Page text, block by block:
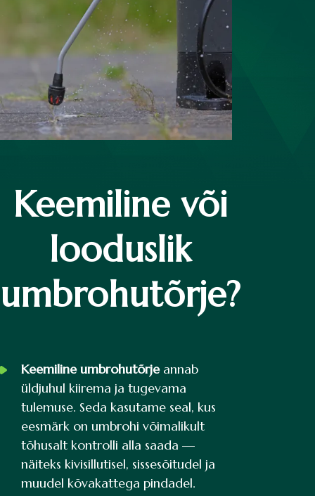
Keemiline või
looduslik
umbrohutõrje?
Keemiline umbrohutõrje annab
üldjuhul kiirema ja tugevama
tulemuse. Seda kasutame seal, kus
eesmärk on umbrohi võimalikult
tõhusalt kontrolli alla saada —
näiteks kivisillutisel, sissesõitudel ja
muudel kõvakattega pindadel.